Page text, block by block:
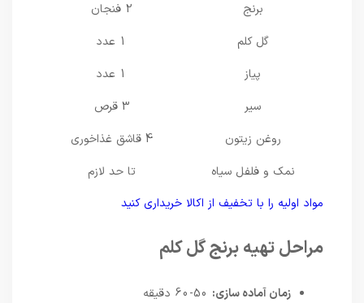
روغن زیتون
نمک و فلفل سیاه
تا حد لازم
مواد اولیه را با تخفیف از اکالا خریداری کنید
مراحل تهیه برنج گل کلم
زمان آماده سازی:50-60 دقیقه